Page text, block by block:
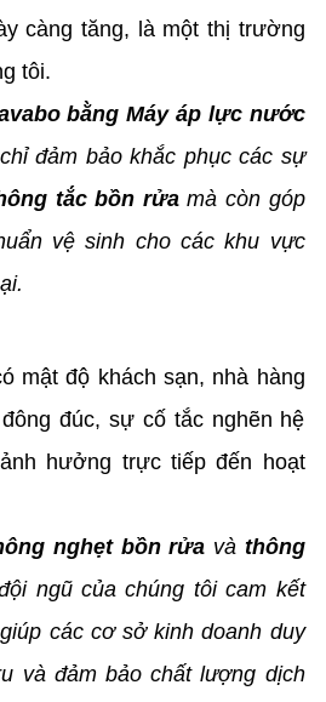
càng tăng, là một thị trường
tôi.
bằng Máy áp lực nước
đảm bảo khắc phục các sự
tắc bồn rửamà còn góp
vệ sinh cho các khu vực
mật độ khách sạn, nhà hàng
đúc, sự cố tắc nghẽn hệ
hưởng trực tiếp đến hoạt
nghẹt bồn rửa và thông
ngũ của chúng tôi cam kết
các cơ sở kinh doanh duy
và đảm bảo chất lượng dịch